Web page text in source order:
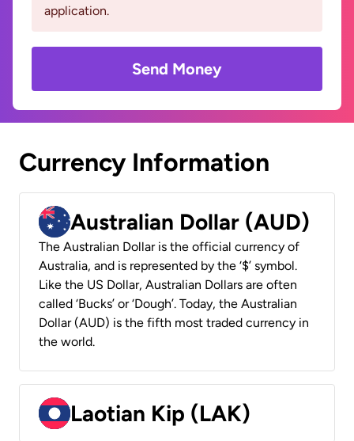
application.
Send Money
Currency Information
Australian Dollar (AUD)
The Australian Dollar is the official currency of
Australia, and is represented by the ‘$’ symbol.
Like the US Dollar, Australian Dollars are often
called ‘Bucks’ or ‘Dough’. Today, the Australian
Dollar (AUD) is the fifth most traded currency in
the world.
Laotian Kip (LAK)